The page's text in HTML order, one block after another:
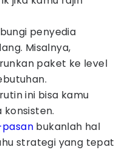
penyedia
Misalnya,
paket ke level
ini bisa kamu
bukanlah hal
strategi yang tepat